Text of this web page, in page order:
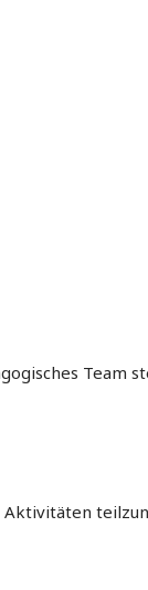
Team